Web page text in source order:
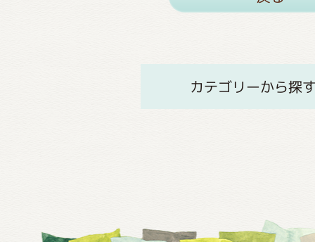
カテゴリーから探